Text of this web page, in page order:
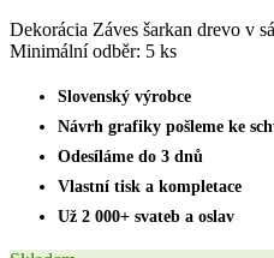
Dekorácia Záves šarkan drevo v
Minimální odběr: 5 ks
Slovenský výrobce
Návrh grafiky pošleme ke
Odesíláme do 3 dnů
Vlastní tisk a kompletace
Už 2 000+ svateb a oslav